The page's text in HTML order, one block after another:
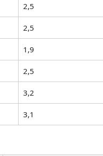
2,5
2,5
1,9
2,5
3,2
3,1